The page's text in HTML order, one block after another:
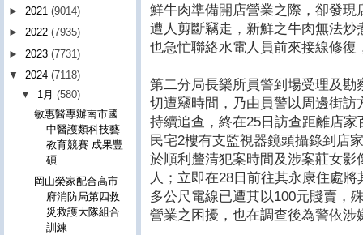
鮮牛肉準備開店營業之際，卻發
遭人剪斷竊走，新鮮之牛肉無法
也急忙聯絡水電人員前來接線修復
第二分局長樂所員警到場受理及
切遭竊時間，乃由員警以周邊街
持續追查，終在25日訪查距離店
民宅2樓有支監視器鏡頭攝錄到店
於順利釐清犯案時間及涉案莊女
人；立即在28日前往其永康住處
多公尺電線已遭其以100元賤賣，
營業之困擾，也在調查後為警依涉
► 2021 (9014)
► 2022 (7935)
► 2023 (7731)
▼ 2024 (7118)
▼ 1月(580)
敏惠醫專辦南市國
中醫護類科技藝
教育競賽 成果豐
碩
岡山榮家配合高市
府消防局第四救
災救護大隊組合
訓練